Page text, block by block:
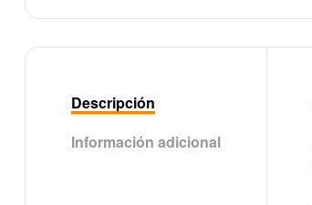
Descripción
Información adicional